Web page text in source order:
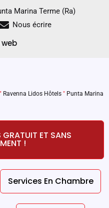
Marina Terme (Ra)
Nous écrire
" Ravenna Lidos Hôtels " Punta Marina
GRATUIT ET SANS
!
Services En Chambre